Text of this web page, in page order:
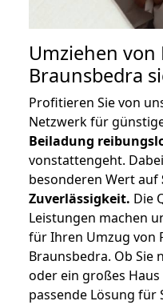
Umziehen von
Braunsbedra
Profitieren Sie von
Netzwerk für
Beiladung
vonstattengeht.
besonderen Wert auf
Zuverlässigkeit. Die
Leistungen machen
für Ihren Umzug von
Braunsbedra. Ob Sie
oder ein großes
passende Lösung für